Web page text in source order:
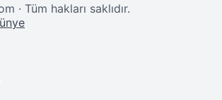
· Tüm hakları saklıdır.